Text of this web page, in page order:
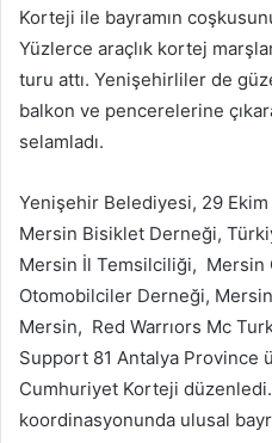
Korteji ile bayramın
Yüzlerce araçlık kortej
turu attı. Yenişehirliler de
balkon ve pencerelerine
selamladı.
Yenişehir Belediyesi, 29 Ekim
Mersin Bisiklet Derneği,
Mersin İl Temsilciliği, Mersin
Otomobilciler Derneği,
Mersin, Red Warrıors Mc
Support 81 Antalya Province
Cumhuriyet Korteji
koordinasyonunda ulusal